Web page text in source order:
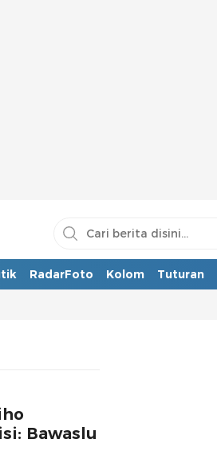
RadarFoto Kolom Tuturan
Bawaslu